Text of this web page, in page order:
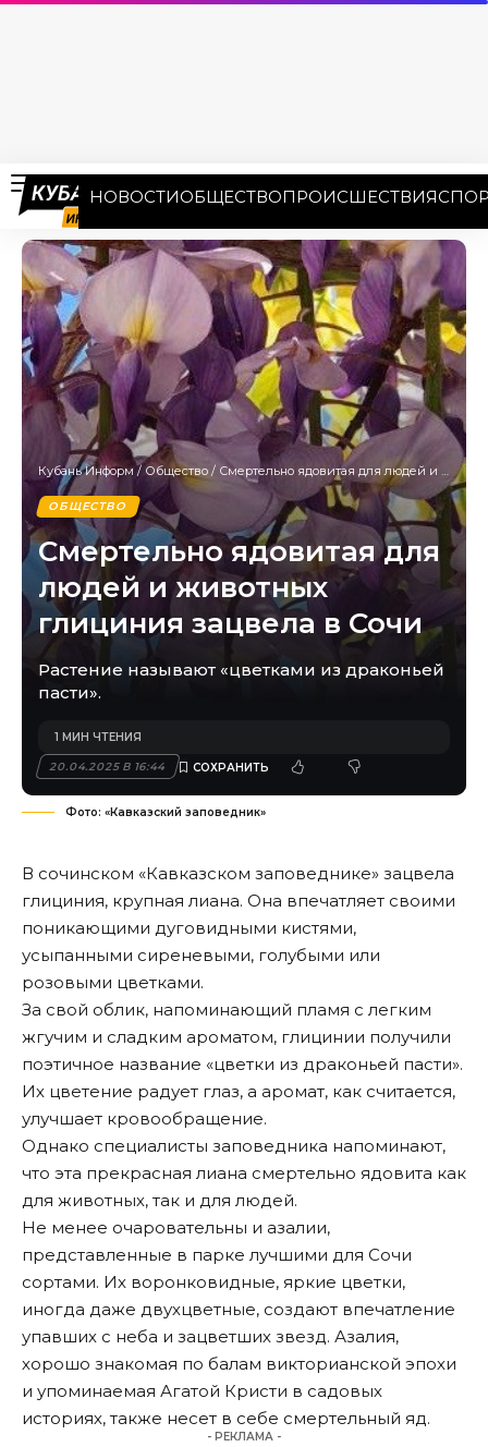
НОВОСТИОБЩЕСТВОПРОИСШЕСТВИЯ
Кубань Информ / Общество / Смертельно ядовитая для людей и животных глициния зацвела в Сочи
ОБЩЕСТВО
Смертельно ядовитая для
людей и животных
глициния зацвела в Сочи
Растение называют «цветками из драконьей
пасти».
20.04.2025 В 16:44
1 МИН ЧТЕНИЯ
Фото: «Кавказский заповедник»
В сочинском «Кавказском заповеднике» зацвела
глициния, крупная лиана. Она впечатляет своими
поникающими дуговидными кистями,
усыпанными сиреневыми, голубыми или
розовыми цветками.
За свой облик, напоминающий пламя с легким
жгучим и сладким ароматом, глицинии получили
поэтичное название «цветки из драконьей пасти».
Их цветение радует глаз, а аромат, как считается,
улучшает кровообращение.
Однако специалисты заповедника напоминают,
что эта прекрасная лиана смертельно ядовита как
для животных, так и для людей.
Не менее очаровательны и азалии,
представленные в парке лучшими для Сочи
сортами. Их воронковидные, яркие цветки,
иногда даже двухцветные, создают впечатление
упавших с неба и зацветших звезд. Азалия,
хорошо знакомая по балам викторианской эпохи
и упоминаемая Агатой Кристи в садовых
историях, также несет в себе смертельный яд.
- РЕКЛАМА -